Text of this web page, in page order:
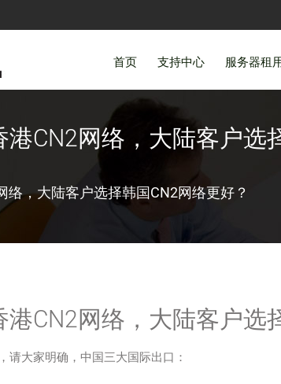
首页 支持中心 服务器租
港CN2网络，大陆客户选
络，大陆客户选择韩国CN2网络更好？
港CN2网络，大陆客户选
请大家明确，中国三大国际出口：